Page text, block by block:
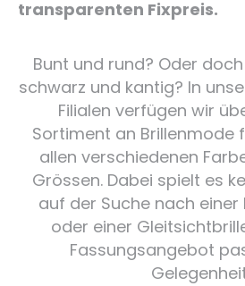
transparenten Fixpreis.
Bunt und rund? Oder
schwarz und kantig? In
Filialen verfügen wir
Sortiment an Brillenmode
allen verschiedenen
Grössen. Dabei spielt es
auf der Suche nach einer
oder einer
Fassungsangebot